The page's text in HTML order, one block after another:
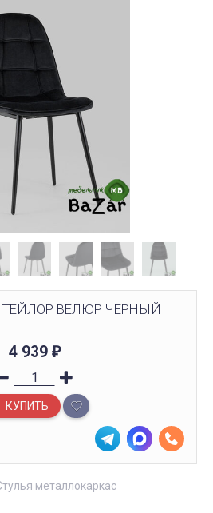
ВЕЛЮР ЧЕРНЫЙ
4 939 ₽
КУПИТЬ
металлокаркас